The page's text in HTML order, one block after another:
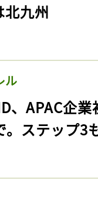
九州
ル
、APAC企
。ステップ3